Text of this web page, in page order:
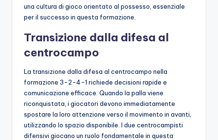
una cultura di gioco orientato al possesso, essenziale
per il successo in questa formazione.
Transizione dalla difesa al
centrocampo
La transizione dalla difesa al centrocampo nella
formazione 3-2-4-1 richiede decisioni rapide e
comunicazione efficace. Quando la palla viene
riconquistata, i giocatori devono immediatamente
spostare la loro attenzione verso il movimento in avanti,
utilizzando lo spazio disponibile. I due centrocampisti
difensivi giocano un ruolo fondamentale in questa